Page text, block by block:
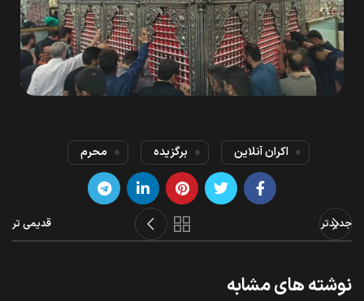
اکران آنلاین برگزیده محرم
جدیدتر قدیمی تر
نوشته های مشابه